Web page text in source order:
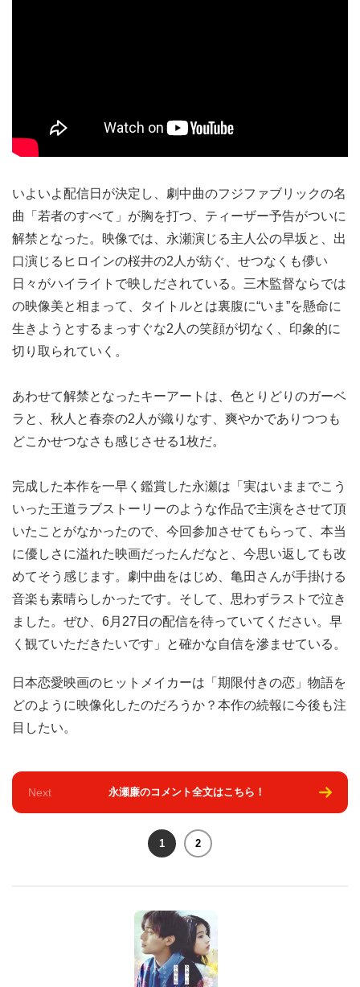
いよいよ配信日が決定し、劇中曲のフジファブリックの名
曲「若者のすべて」が胸を打つ、ティーザー予告がついに
解禁となった。映像では、永瀬演じる主人公の早坂と、出
口演じるヒロインの桜井の2人が紡ぐ、せつなくも儚い
日々がハイライトで映しだされている。三木監督ならでは
の映像美と相まって、タイトルとは裏腹に“いま”を懸命に
生きようとするまっすぐな2人の笑顔が切なく、印象的に
切り取られていく。
あわせて解禁となったキーアートは、色とりどりのガーベ
ラと、秋人と春奈の2人が織りなす、爽やかでありつつも
どこかせつなさも感じさせる1枚だ。
完成した本作を一早く鑑賞した永瀬は「実はいままでこう
いった王道ラブストーリーのような作品で主演をさせて頂
いたことがなかったので、今回参加させてもらって、本当
に優しさに溢れた映画だったんだなと、今思い返しても改
めてそう感じます。劇中曲をはじめ、亀田さんが手掛ける
音楽も素晴らしかったです。そして、思わずラストで泣き
ました。ぜひ、6月27日の配信を待っていてください。早
く観ていただきたいです」と確かな自信を滲ませている。
日本恋愛映画のヒットメイカーは「期限付きの恋」物語を
どのように映像化したのだろうか？本作の続報に今後も注
目したい。
Next 永瀬廉のコメント全文はこちら！
1 2